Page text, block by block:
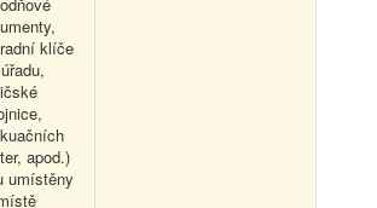
klíče
apod.)
umístěny